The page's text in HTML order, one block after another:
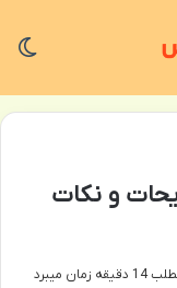
و نکات
میبرد